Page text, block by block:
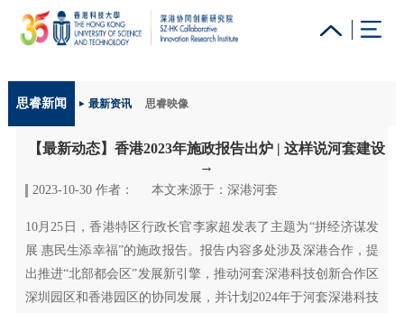
更多科大概览
科大新闻 学术部门索引
校园地图及指南 工作@科大 教授简录 认识科大
思睿新闻 最新资讯 思睿映像
【最新动态】香港2023年施政报告出炉 | 这样说河套建设
→
2023-10-30 作者： 本文来源于：深港河套
10月25日，香港特区行政长官李家超发表了主题为“拼经济谋发
展 惠民生添幸福”的施政报告。报告内容多处涉及深港合作，提
出推进“北部都会区”发展新引擎，推动河套深港科技创新合作区
深圳园区和香港园区的协同发展，并计划2024年于河套深港科技